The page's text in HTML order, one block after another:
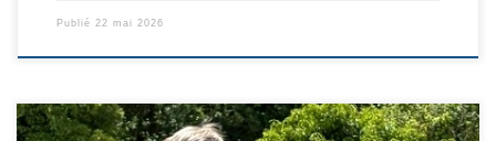
Publié 22 mai 2026